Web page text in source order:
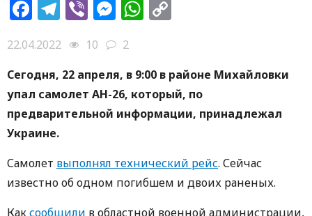
Facebook
Telegram
ViberMessenger
WhatsApp
22.04.2022 10
2
Сегодня, 22 апреля, в 9:00 в районе Михайловки
упал самолет АН-26, который, по
предварительной информации, принадлежал
Украине.
Самолет выполнял технический рейс. Сейчас
известно об одном погибшем и двоих раненых.
Каксообщили в областной военной администрации,